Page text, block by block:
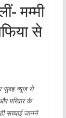
मम्मी
से
सुबह न्यूज से
परिवार के
सच्चाई जानने